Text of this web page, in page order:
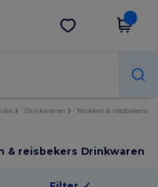
Download app
Drinkwaren Mokken & reisbekers
& reisbekers Drinkwaren